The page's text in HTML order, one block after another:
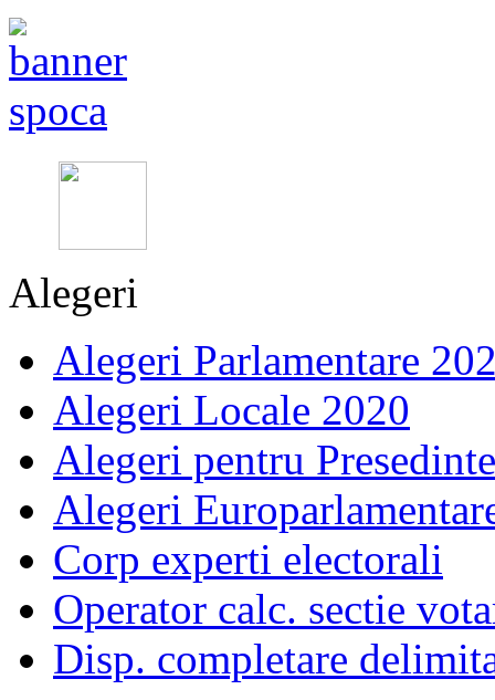
Alegeri
Alegeri Parlamentare
Alegeri Locale 2020
Alegeri pentru
Alegeri
Corp experti electorali
Operator calc. sectie
Disp. completare